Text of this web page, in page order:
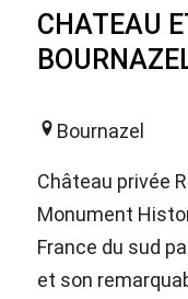
CHATEAU
Bournazel
Château privée
Monument
France du sud
et son